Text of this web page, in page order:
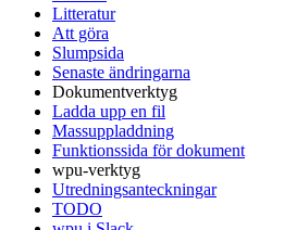
Litteratur
Att göra
Slumpsida
Senaste ändringarna
Dokumentverktyg
Ladda upp en fil
Massuppladdning
Funktionssida för dokument
wpu-verktyg
Utredningsanteckningar
TODO